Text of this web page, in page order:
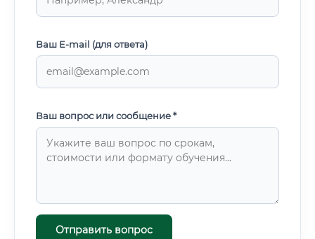
Ваш E-mail (для ответа)
Ваш вопрос или сообщение *
Отправить вопрос